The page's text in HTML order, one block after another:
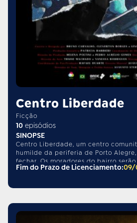
Centro Liberdade
Ficção
10 episódios
SINOPSE
Centro Liberdade, um centro
humilde da periferia de Porto Alegre,
fechar. Os moradores do bairro
centro semelhante, porém bem mais
de serviços essenciais, como
para as crianças. Gabriela, jovem
temporária para ajudar nessa
burocrata responsável pelo
da região, quer que Gabriela realize
Fim do Prazo de Licenciamento:09/